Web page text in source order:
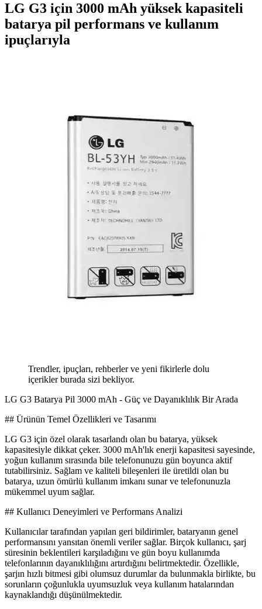
LG G3 için 3000 mAh yüksek kapasiteli
batarya pil performans ve kullanım
ipuçlarıyla
Trendler, ipuçları, rehberler ve yeni fikirlerle dolu
içerikler burada sizi bekliyor.
LG G3 Batarya Pil 3000 mAh - Güç ve Dayanıklılık Bir Arada
## Ürünün Temel Özellikleri ve Tasarımı
LG G3 için özel olarak tasarlandı olan bu batarya, yüksek
kapasitesiyle dikkat çeker. 3000 mAh'lık enerji kapasitesi sayesinde,
yoğun kullanım sırasında bile telefonunuzu gün boyunca aktif
tutabilirsiniz. Sağlam ve kaliteli bileşenleri ile üretildi olan bu
batarya, uzun ömürlü kullanım imkanı sunar ve telefonunuzla
mükemmel uyum sağlar.
## Kullanıcı Deneyimleri ve Performans Analizi
Kullanıcılar tarafından yapılan geri bildirimler, bataryanın genel
performansını yansıtan önemli veriler sağlar. Birçok kullanıcı, şarj
süresinin beklentileri karşıladığını ve gün boyu kullanımda
telefonlarının dayanıklılığını artırdığını belirtmektedir. Özellikle,
şarjın hızlı bitmesi gibi olumsuz durumlar da bulunmakla birlikte, bu
sorunların çoğunlukla uyumsuzluk veya kullanım hatalarından
kaynaklandığı düşünülmektedir.